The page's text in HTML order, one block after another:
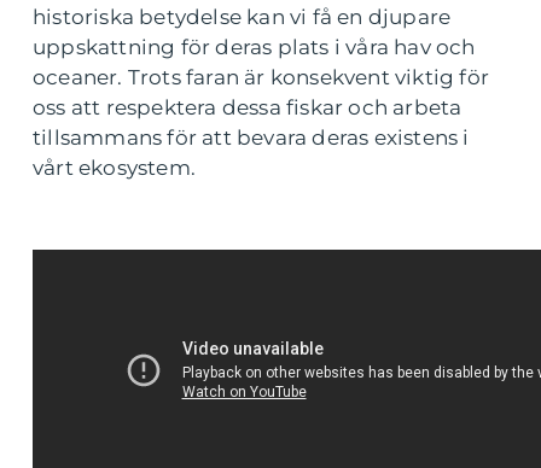
historiska betydelse kan vi få en djupare
uppskattning för deras plats i våra hav och
oceaner. Trots faran är konsekvent viktig för
oss att respektera dessa fiskar och arbeta
tillsammans för att bevara deras existens i
vårt ekosystem.